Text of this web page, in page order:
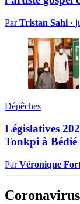
ParTristan Sahi ·
Dépêches
Législatives
Tonkpi à Bédié
ParVéronique
Coronavirus